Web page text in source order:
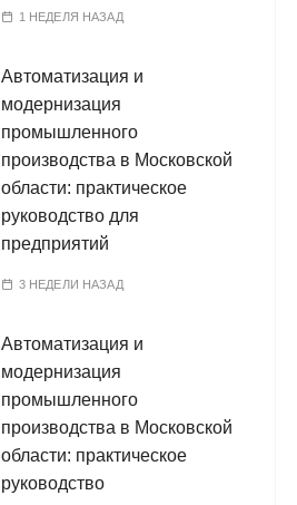
1 НЕДЕЛЯ НАЗАД
Автоматизация и
модернизация
промышленного
производства в Московской
области: практическое
руководство для
предприятий
3 НЕДЕЛИ НАЗАД
Автоматизация и
модернизация
промышленного
производства в Московской
области: практическое
руководство